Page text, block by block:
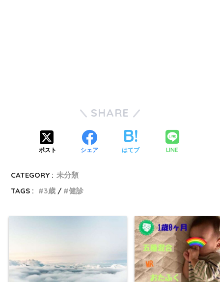
SHARE
ポスト シェア はてブ LINE
CATEGORY : 未分類
TAGS :
3歳 健診